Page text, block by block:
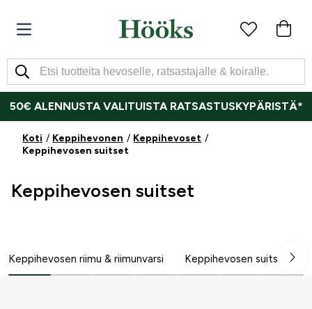
50€ ALENNUSTA VALITUISTA RATSASTUSKYPÄRISTÄ*
Koti Keppihevonen
Keppihevoset
Keppihevosen suitset
Keppihevosen suitset
Keppihevosen riimu & riimunvarsi Keppihevosen suitset